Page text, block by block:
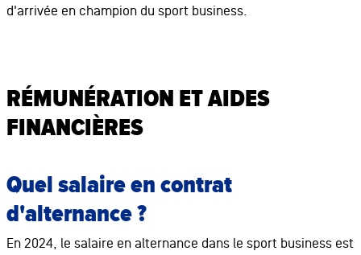
d'arrivée en champion du sport business.
RÉMUNÉRATION ET AIDES
FINANCIÈRES
Quel salaire en contrat
d'alternance ?
En 2024, le salaire en alternance dans le sport business est